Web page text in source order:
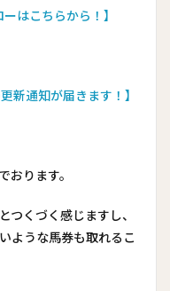
はこちらから！】
新通知が届きます！】
おります。
つくづく感じますし、
ような馬券も取れるこ